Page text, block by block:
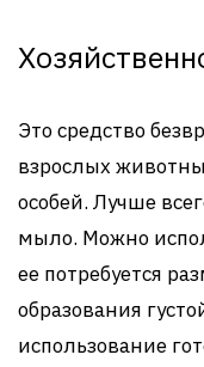
Это средство
взрослых
особей. Лучше
мыло. Можно
ее потребуется
образования
использование